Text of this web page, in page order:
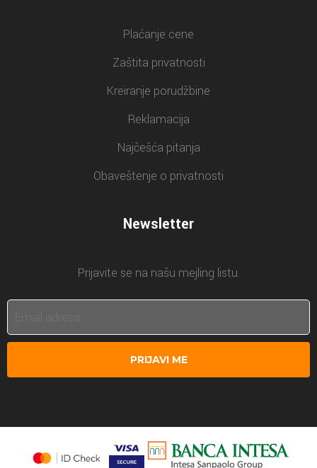
Plaćanje cene
Zaštita privatnosti
Kreiranje porudžbine
Reklamacija
Najčešća pitanja
Obaveštenje o privatnosti
Newsletter
Prijavite se na našu mejling listu.
PRIJAVI ME